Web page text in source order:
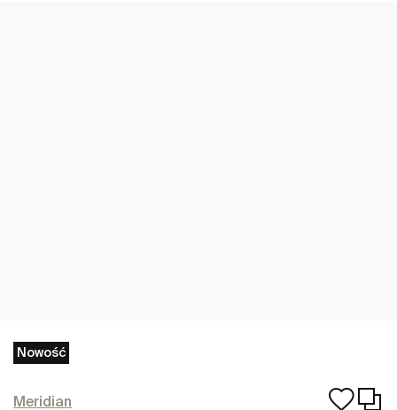
Nowość
Meridian